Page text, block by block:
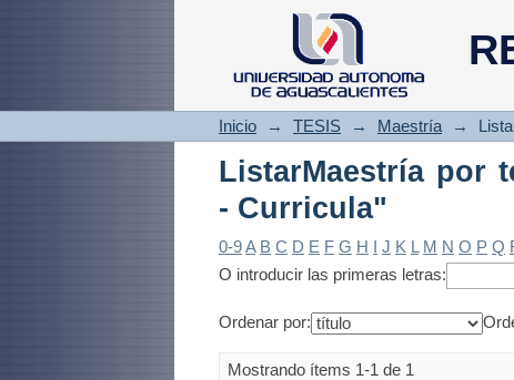
ListarMaestría por
Inicio → TESIS → Maestría →
ListarMaestría por
- Curricula"
0-9A B C D E F G H I J K L M N O P Q
O introducir las primeras letras:
Ordenar por:
Mostrando ítems 1-1 de 1